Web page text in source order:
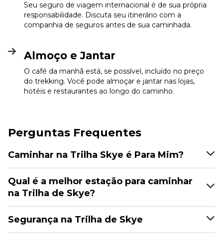
Seu seguro de viagem internacional é de sua própria
responsabilidade. Discuta seu itinerário com a
companhia de seguros antes de sua caminhada.
Almoço e Jantar
O café da manhã está, se possível, incluído no preço
do trekking. Você pode almoçar e jantar nas lojas,
hotéis e restaurantes ao longo do caminho.
Perguntas Frequentes
Caminhar na Trilha Skye é Para Mim?
Qual é a melhor estação para caminhar
na Trilha de Skye?
Segurança na Trilha de Skye